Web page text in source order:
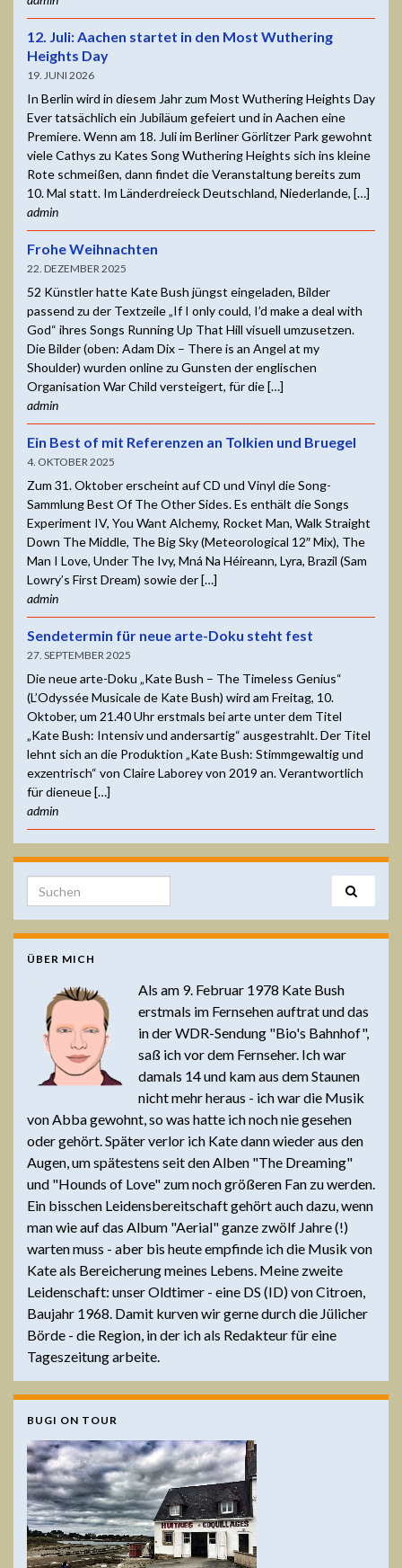
12. Juli: Aachen startet in den Most Wuthering
Heights Day
19. JUNI 2026
In Berlin wird in diesem Jahr zum Most Wuthering Heights Day
Ever tatsächlich ein Jubiläum gefeiert und in Aachen eine
Premiere. Wenn am 18. Juli im Berliner Görlitzer Park gewohnt
viele Cathys zu Kates Song Wuthering Heights sich ins kleine
Rote schmeißen, dann findet die Veranstaltung bereits zum
10. Mal statt. Im Länderdreieck Deutschland, Niederlande, […]
admin
Frohe Weihnachten
22. DEZEMBER 2025
52 Künstler hatte Kate Bush jüngst eingeladen, Bilder
passend zu der Textzeile „If I only could, I’d make a deal with
God“ ihres Songs Running Up That Hill visuell umzusetzen.
Die Bilder (oben: Adam Dix – There is an Angel at my
Shoulder) wurden online zu Gunsten der englischen
Organisation War Child versteigert, für die […]
admin
Ein Best of mit Referenzen an Tolkien und Bruegel
4. OKTOBER 2025
Zum 31. Oktober erscheint auf CD und Vinyl die Song-
Sammlung Best Of The Other Sides. Es enthält die Songs
Experiment IV, You Want Alchemy, Rocket Man, Walk Straight
Down The Middle, The Big Sky (Meteorological 12″ Mix), The
Man I Love, Under The Ivy, Mná Na Héireann, Lyra, Brazil (Sam
Lowry’s First Dream) sowie der […]
admin
Sendetermin für neue arte-Doku steht fest
27. SEPTEMBER 2025
Die neue arte-Doku „Kate Bush – The Timeless Genius“
(L’Odyssée Musicale de Kate Bush) wird am Freitag, 10.
Oktober, um 21.40 Uhr erstmals bei arte unter dem Titel
„Kate Bush: Intensiv und andersartig“ ausgestrahlt. Der Titel
lehnt sich an die Produktion „Kate Bush: Stimmgewaltig und
exzentrisch“ von Claire Laborey von 2019 an. Verantwortlich
für dieneue […]
admin
Search for:
ÜBER MICH
Als am 9. Februar 1978 Kate Bush
erstmals im Fernsehen auftrat und das
in der WDR-Sendung "Bio's Bahnhof",
saß ich vor dem Fernseher. Ich war
damals 14 und kam aus dem Staunen
nicht mehr heraus - ich war die Musik
von Abba gewohnt, so was hatte ich noch nie gesehen
oder gehört. Später verlor ich Kate dann wieder aus den
Augen, um spätestens seit den Alben "The Dreaming"
und "Hounds of Love" zum noch größeren Fan zu werden.
Ein bisschen Leidensbereitschaft gehört auch dazu, wenn
man wie auf das Album "Aerial" ganze zwölf Jahre (!)
warten muss - aber bis heute empfinde ich die Musik von
Kate als Bereicherung meines Lebens. Meine zweite
Leidenschaft: unser Oldtimer - eine DS (ID) von Citroen,
Baujahr 1968. Damit kurven wir gerne durch die Jülicher
Börde - die Region, in der ich als Redakteur für eine
Tageszeitung arbeite.
BUGI ON TOUR